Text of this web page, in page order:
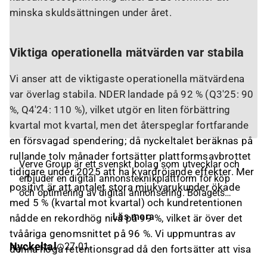
minska skuldsättningen under året.
Viktiga operationella mätvärden var stabila
Vi anser att de viktigaste operationella mätvärdena
var överlag stabila. NDER landade på 92 % (Q3'25: 90
%, Q4'24: 110 %), vilket utgör en liten förbättring
kvartal mot kvartal, men det återspeglar fortfarande
en försvagad spendering; då nyckeltalet beräknas på
rullande tolv månader fortsätter plattformsavbrottet
tidigare under 2025 att ha kvardröjande effekter. Mer
positivt är att antalet stora mjukvarukunder ökade
med 5 % (kvartal mot kvartal) och kundretentionen
nådde en rekordhög nivå på 99 %, vilket är över det
tvååriga genomsnittet på 96 %. Vi uppmuntras av
denna höga retentionsgrad då den fortsätter att visa
Verve Group är ett svenskt bolag som utvecklar och
erbjuder en digital annonsteknikplattform för köp
och optimering av digital annonsering. Bolagets
lösningar riktar sig till annonsörer, publicister och
byråer som vill nå målgrupper via programmatisk
media och datadriven marknadsföring. Verve Group
har verksamhet på flera internationella marknader.
Läs mera
Nyckeltal 27.01.